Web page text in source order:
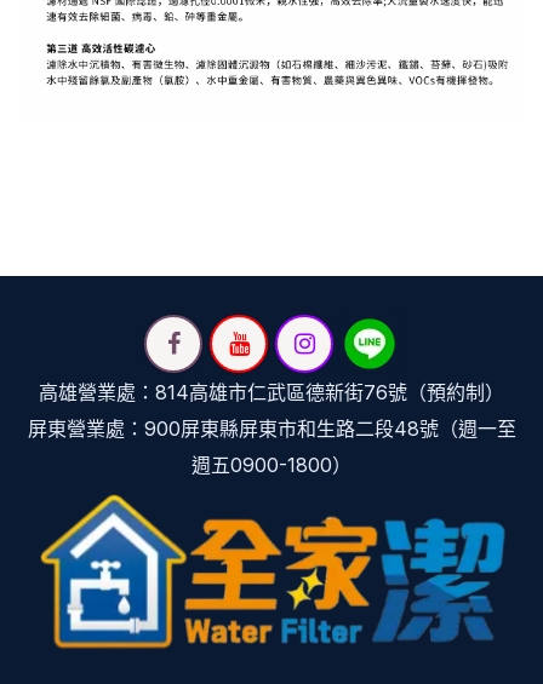
高雄營業處：814高雄市仁武區德新街76號（預約制）
屏東營業處：900屏東縣屏東市和生路二段48號（週一至
週五0900-1800）